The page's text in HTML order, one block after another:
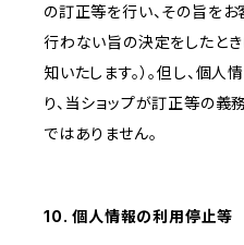
の訂正等を行い、その旨を
行わない旨の決定をしたと
知いたします。）。但し、個
り、当ショップが訂正等の義
ではありません。
10. 個人情報の利用停止等